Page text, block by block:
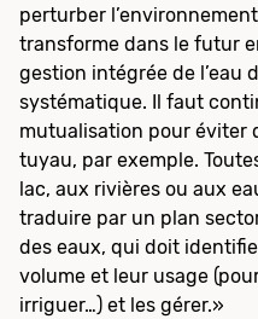
perturber
transforme dans le futur
gestion intégrée de l’eau
systématique. Il faut
mutualisation pour éviter
tuyau, par exemple.
lac, aux rivières ou aux
traduire par un plan
des eaux, qui doit
volume et leur usage
irriguer…) et les gérer.»